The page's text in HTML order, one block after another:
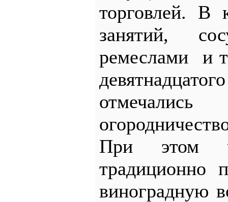
торговлей. В
занятий,
ремеслами и
При этом
традиционно
виноградную